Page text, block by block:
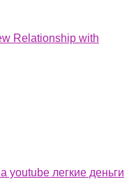
Relationship with
youtube легкие деньги